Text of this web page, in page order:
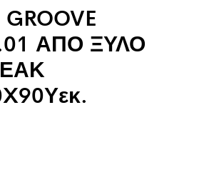
ΑΠΟ ΞΥΛΟ